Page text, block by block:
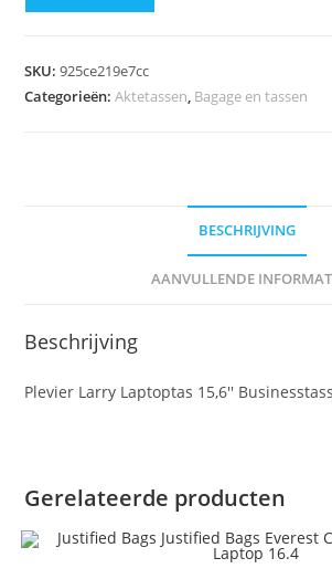
SKU:925ce219e7cc
Categorieën:Aktetassen, Bagage en tassen
BESCHRIJVING
AANVULLENDE
Beschrijving
Plevier Larry Laptoptas 15,6''
Gerelateerde producten